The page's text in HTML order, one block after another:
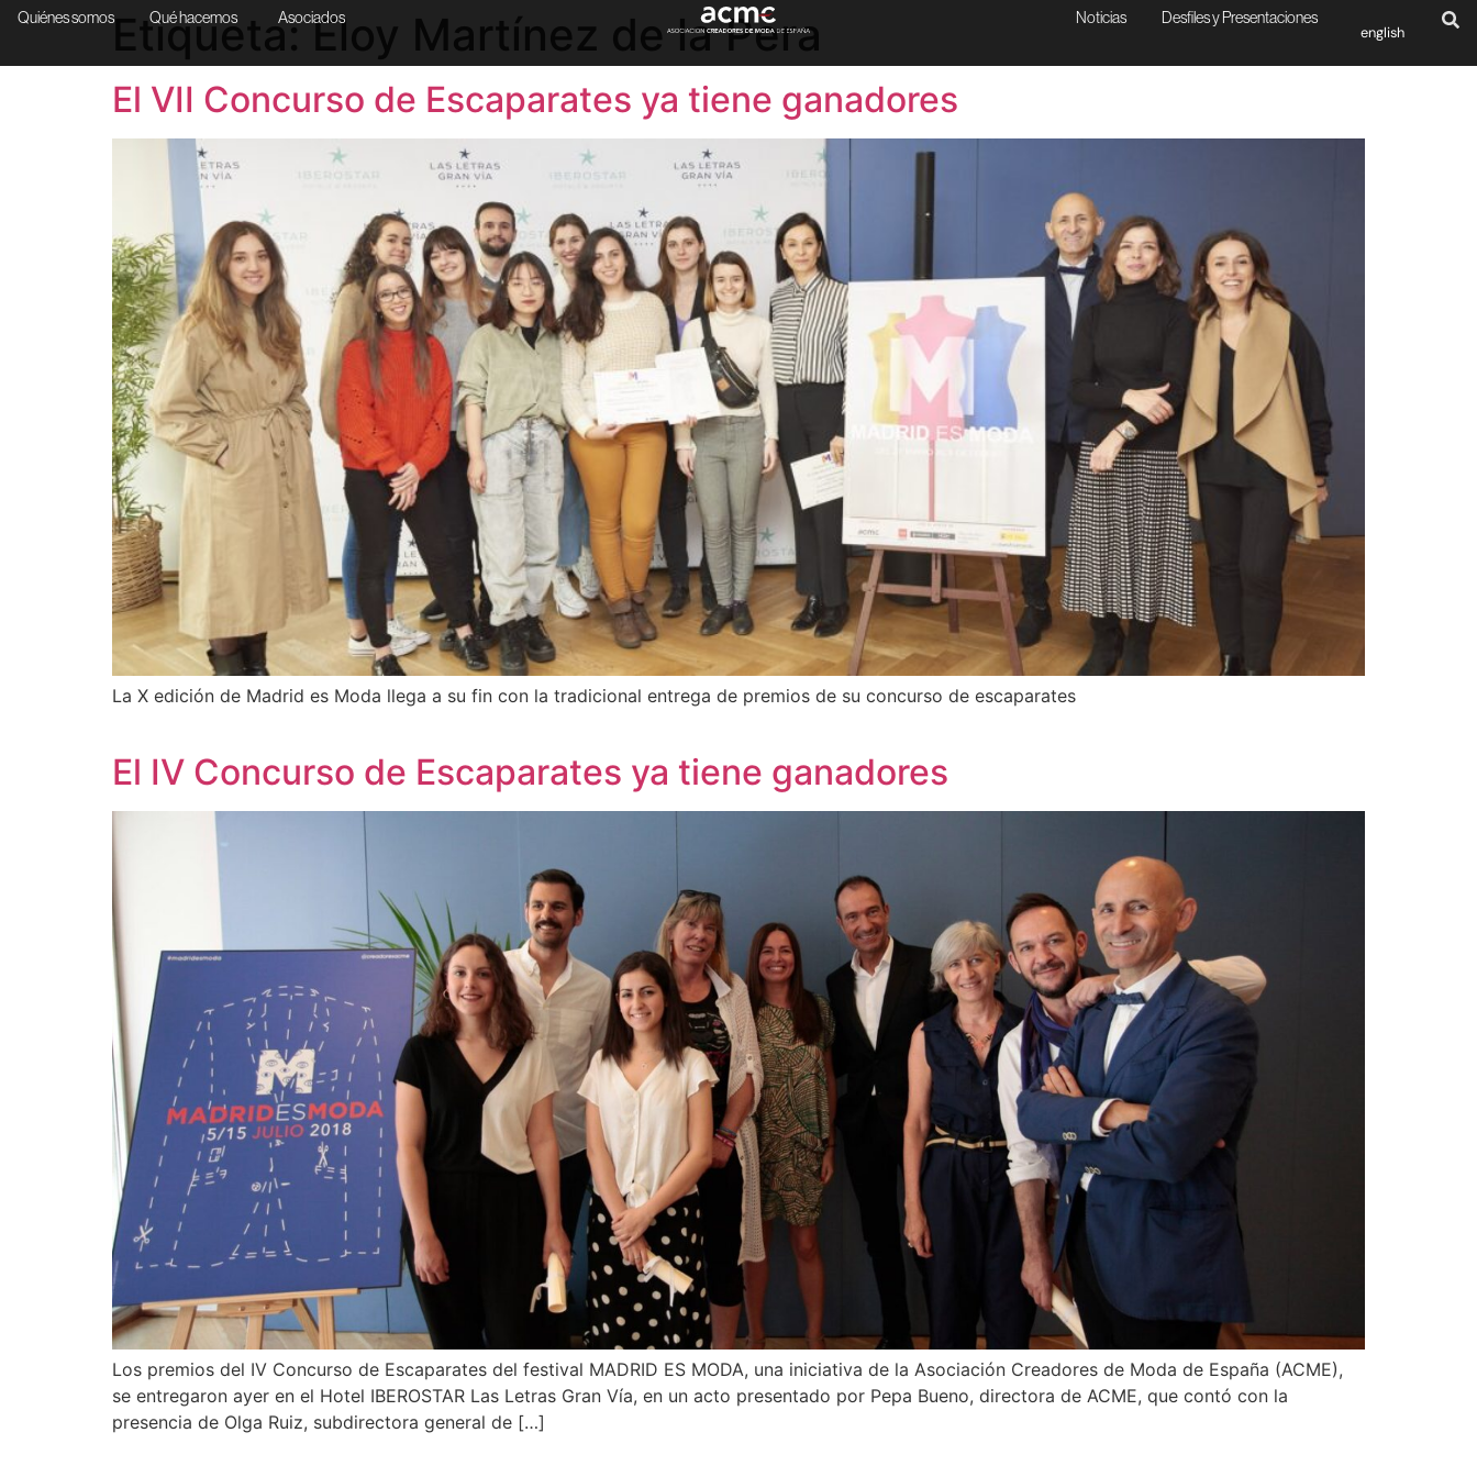
Quiénes somos Qué hacemos Asociados Noticias Desfiles y Presentaciones
english
Etiqueta:Eloy Martínez de la Pera
El VII Concurso de Escaparates ya tiene ganadores
La X edición de Madrid es Moda llega a su fin con la tradicional entrega de premios de su concurso de escaparates
El IV Concurso de Escaparates ya tiene ganadores
Los premios del IV Concurso de Escaparates del festival MADRID ES MODA, una iniciativa de la Asociación Creadores de Moda de España (ACME),
se entregaron ayer en el Hotel IBEROSTAR Las Letras Gran Vía, en un acto presentado por Pepa Bueno, directora de ACME, que contó con la
presencia de Olga Ruiz, subdirectora general de […]